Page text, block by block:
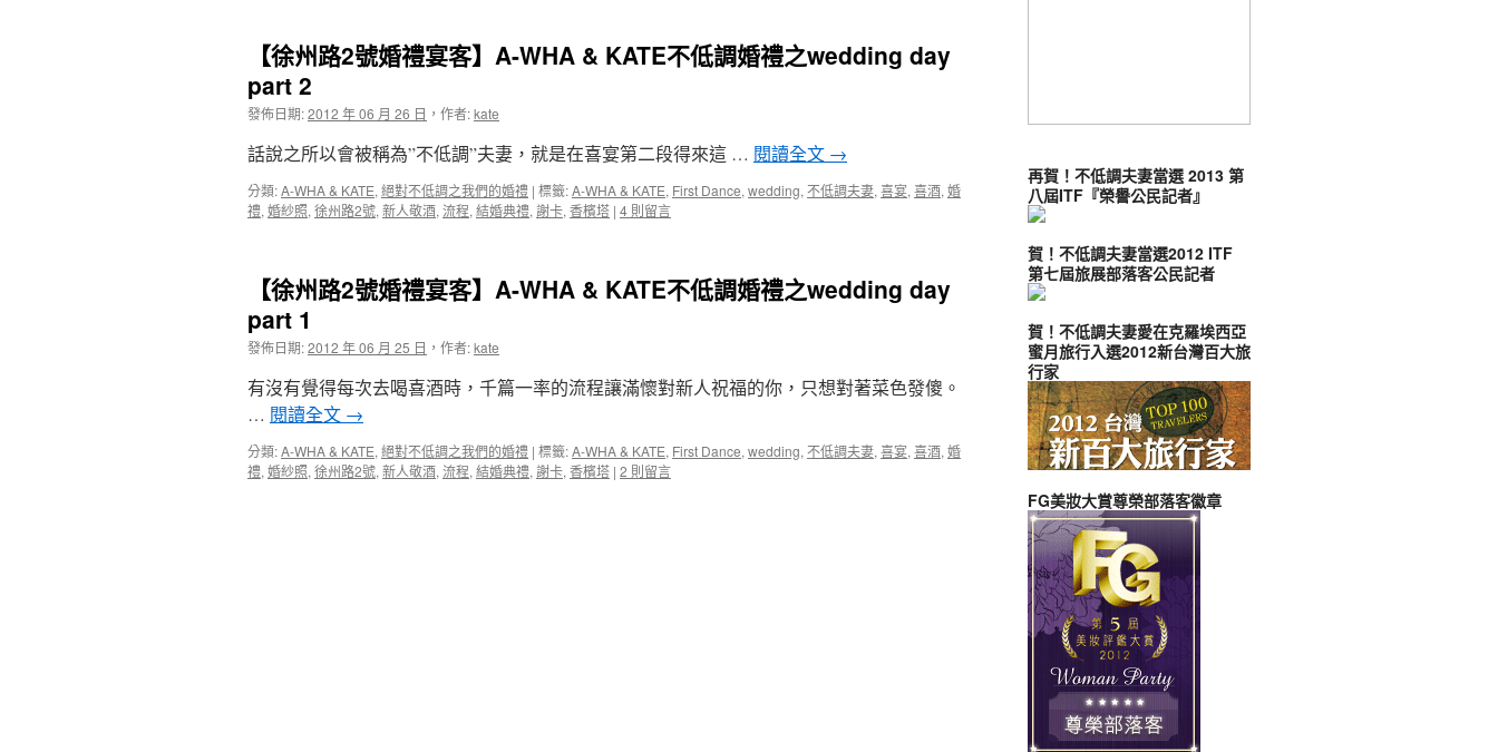
2
客】
WHA
&
調
wedding
day
中
【徐州路2號婚禮宴客】A-WHA & KATE不低調婚禮之wedding day
part 2
發佈日期:2012 年 06 月 26 日 ， 作者:kate
話說之所以會被稱為”不低調”夫妻，就是在喜宴第二段得來這 … 閱讀全文 →
分類:A-WHA & KATE, 絕對不低調之我們的婚禮 | 標籤:A-WHA & KATE, First Dance, wedding, 不低調夫妻, 喜宴, 喜酒, 婚
禮, 婚紗照, 徐州路2號, 新人敬酒, 流程, 結婚典禮, 謝卡, 香檳塔 | 4 則留言
【徐州路2號婚禮宴客】A-WHA & KATE不低調婚禮之wedding day
part 1
發佈日期:2012 年 06 月 25 日 ， 作者:kate
有沒有覺得每次去喝喜酒時，千篇一率的流程讓滿懷對新人祝福的你，只想對著菜色發傻。
… 閱讀全文 →
分類:A-WHA & KATE, 絕對不低調之我們的婚禮 | 標籤:A-WHA & KATE, First Dance, wedding, 不低調夫妻, 喜宴, 喜酒, 婚
禮, 婚紗照, 徐州路2號, 新人敬酒, 流程, 結婚典禮, 謝卡, 香檳塔 | 2 則留言
再賀！不低調夫妻當選 2013 第
八屆ITF『榮譽公民記者』
賀！不低調夫妻當選2012 ITF
第七屆旅展部落客公民記者
賀！不低調夫妻愛在克羅埃西亞
蜜月旅行入選2012新台灣百大旅
行家
FG美妝大賞尊榮部落客徽章